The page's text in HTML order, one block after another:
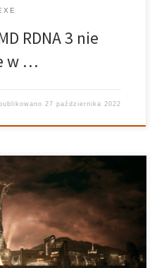
RDNA 3 nie
w …
27 października 2022
FallOut: New Vegas,
grą. Fallout
powszechnie uważany za
historii serii. Nie mówiąc już